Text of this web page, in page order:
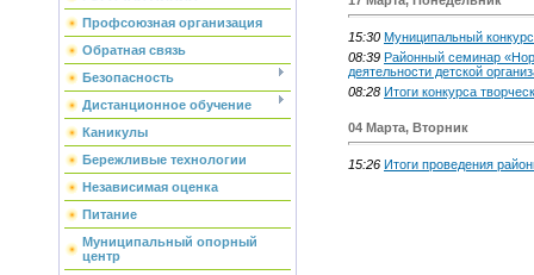
Профсоюзная организация
Обратная связь
Безопасность
Дистанционное обучение
Каникулы
Бережливые технологии
Независимая оценка
Питание
Муниципальный опорный
центр
15:30 Муниципальный
08:39 Районный семинар
деятельности детской
08:28 Итоги конкурса
04 Марта, Вторник
15:26 Итоги проведения